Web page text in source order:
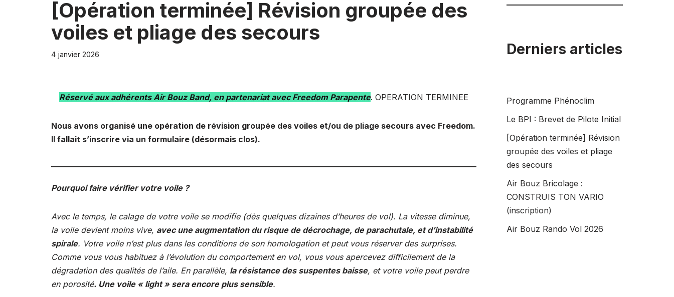
[Opération terminée] Révision groupée des
voiles et pliage des secours
4 janvier 2026
Réservé aux adhérents Air Bouz Band, en partenariat avec Freedom Parapente. OPERATION TERMINEE
Nous avons organisé une opération de révision groupée des voiles et/ou de pliage secours avec Freedom.
Il fallait s’inscrire via un formulaire (désormais clos).
Pourquoi faire vérifier votre voile ?
Avec le temps, le calage de votre voile se modifie (dès quelques dizaines d’heures de vol). La vitesse diminue,
la voile devient moins vive, avec une augmentation du risque de décrochage, de parachutale, et d’instabilité
spirale. Votre voile n’est plus dans les conditions de son homologation et peut vous réserver des surprises.
Comme vous vous habituez à l’évolution du comportement en vol, vous vous apercevez difficilement de la
dégradation des qualités de l’aile. En parallèle, la résistance des suspentes baisse, et votre voile peut perdre
en porosité. Une voile « light » sera encore plus sensible.
Derniers articles
Programme Phénoclim
Le BPI : Brevet de Pilote Initial
[Opération terminée] Révision
groupée des voiles et pliage
des secours
Air Bouz Bricolage :
CONSTRUIS TON VARIO
(inscription)
Air Bouz Rando Vol 2026